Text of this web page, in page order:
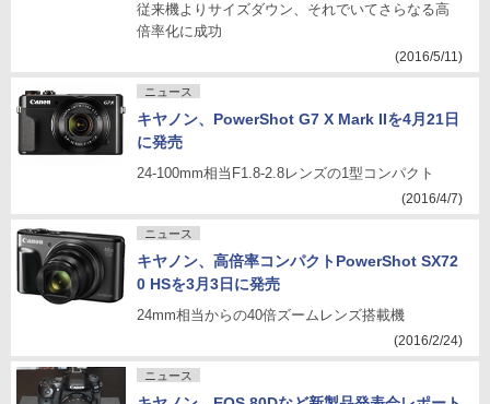
従来機よりサイズダウン、それでいてさらなる高
倍率化に成功
(2016/5/11)
ニュース
キヤノン、PowerShot G7 X Mark IIを4月21日
に発売
24-100mm相当F1.8-2.8レンズの1型コンパクト
(2016/4/7)
ニュース
キヤノン、高倍率コンパクトPowerShot SX72
0 HSを3月3日に発売
24mm相当からの40倍ズームレンズ搭載機
(2016/2/24)
ニュース